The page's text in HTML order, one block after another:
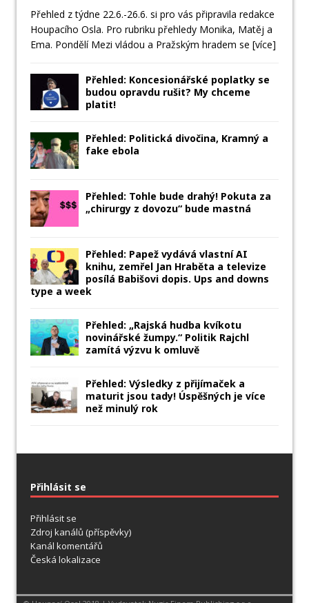
Přehled z týdne 22.6.-26.6. si pro vás připravila redakce
Houpacího Osla. Pro rubriku přehledy Monika, Matěj a
Ema. Pondělí Mezi vládou a Pražským hradem se [více]
Přehled: Koncesionářské poplatky se
budou opravdu rušit? My chceme
platit!
Přehled: Politická divočina, Kramný a
fake ebola
Přehled: Tohle bude drahý! Pokuta za
„chirurgy z dovozu“ bude mastná
Přehled: Papež vydává vlastní AI
knihu, zemřel Jan Hraběta a televize
posílá Babišovi dopis. Ups and downs
type a week
Přehled: „Rajská hudba kvíkotu
novinářské žumpy.“ Politik Rajchl
zamítá výzvu k omluvě
Přehled: Výsledky z přijímaček a
maturit jsou tady! Úspěšných je více
než minulý rok
Přihlásit se
Přihlásit se
Zdroj kanálů (příspěvky)
Kanál komentářů
Česká lokalizace